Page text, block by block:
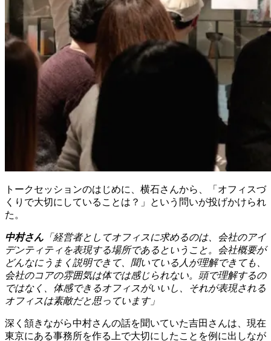
トークセッションのはじめに、横石さんから、「オフィスづ
くりで大切にしていることは？」という問いが投げかけられ
た。
中村さん 「経営者としてオフィスに求めるのは、会社のアイ
デンティティを表現する場所であるということ。会社概要が
どんなにうまく説明できて、聞いている人が理解できても、
会社のコアの雰囲気は体では感じられない。頭で理解するの
ではなく、体感できるオフィスがいいし、それが表現される
オフィスは素敵だと思っています」
深く頷きながら中村さんの話を聞いていた吉田さんは、現在
東京にある事務所を作る上で大切にしたことを例に出しなが